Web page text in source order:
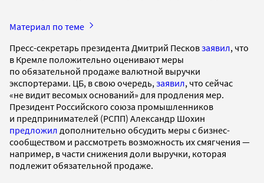
Материал по теме
Пресс-секретарь президента Дмитрий Песковзаявил, что
в Кремле положительно оценивают меры
по обязательной продаже валютной выручки
экспортерами. ЦБ, в свою очередь, заявил, что сейчас
«не видит весомых оснований» для продления мер.
Президент Российского союза промышленников
и предпринимателей (РСПП) Александр Шохин
предложил дополнительно обсудить меры с бизнес-
сообществом и рассмотреть возможность их смягчения —
например, в части снижения доли выручки, которая
подлежит обязательной продаже.